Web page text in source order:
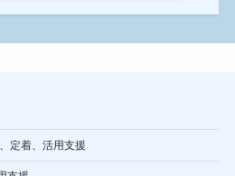
定着、活用支援